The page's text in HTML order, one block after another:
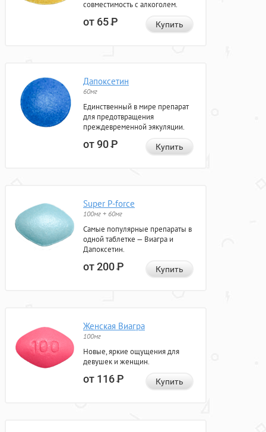
совместимость с алкоголем.
от 65Р Купить
Дапоксетин
60мг
Единственный в мире препарат
для предотвращения
преждевременной эякуляции.
от 90Р Купить
Super P-force
100мг + 60мг
Самые популярные препараты в
одной таблетке — Виагра и
Дапоксетин.
от 200Р Купить
Женская Виагра
100мг
Новые, яркие ощущения для
девушек и женщин.
от 116Р Купить